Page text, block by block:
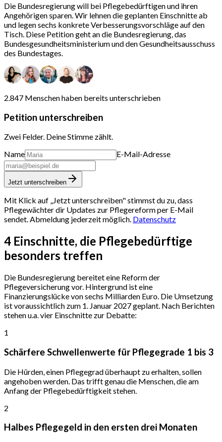
Die Bundesregierung will bei Pflegebedürftigen und ihren
Angehörigen sparen. Wir lehnen die geplanten Einschnitte ab
und legen sechs konkrete Verbesserungsvorschläge auf den
Tisch. Diese Petition geht an die Bundesregierung, das
Bundesgesundheitsministerium und den Gesundheitsausschuss
des Bundestages.
2.847 Menschenhaben bereits unterschrieben
Petition unterschreiben
Zwei Felder. Deine Stimme zählt.
Name
E-Mail-Adresse
Jetzt unterschreiben
Mit Klick auf „Jetzt unterschreiben" stimmst du zu, dass
Pflegewächter dir Updates zur Pflegereform per E-Mail
sendet.Abmeldung jederzeit möglich. Datenschutz
4 Einschnitte, die Pflegebedürftige
besonders treffen
Die Bundesregierung bereitet eine Reform der
Pflegeversicherung vor. Hintergrund ist eine
Finanzierungslücke von sechs Milliarden Euro. Die Umsetzung
ist voraussichtlich zum 1. Januar 2027 geplant. Nach Berichten
stehen u.a. vier Einschnitte zur Debatte:
1
Schärfere Schwellenwerte für Pflegegrade 1 bis 3
Die Hürden, einen Pflegegrad überhaupt zu erhalten, sollen
angehoben werden. Das trifft genau die Menschen, die am
Anfang der Pflegebedürftigkeit stehen.
2
Halbes Pflegegeld in den ersten drei Monaten